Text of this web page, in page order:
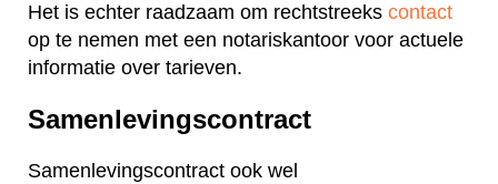
Het is echter raadzaam om rechtstreeks contact
op te nemen met een notariskantoor voor actuele
informatie over tarieven.
Samenlevingscontract
Samenlevingscontract ook wel